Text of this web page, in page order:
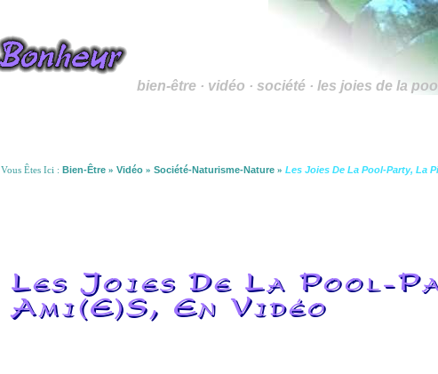
bien-être · vidéo · société · les joies de la
Vous Êtes Ici : Bien-Être » Vidéo » Société-Naturisme-Nature » Les Joies De La Pool-Party, La
Les Joies De La Pool-
Ami(e)s, En Vidéo